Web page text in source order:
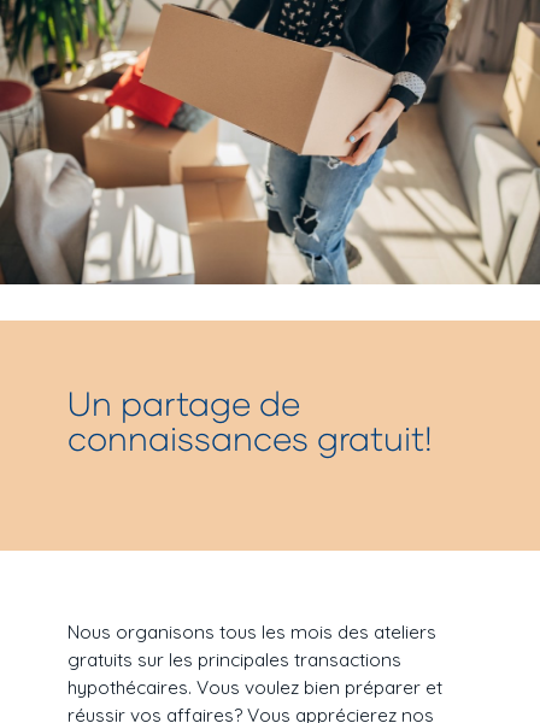
Un partage de
connaissances gratuit!
Nous organisons tous les mois des ateliers
gratuits sur les principales transactions
hypothécaires. Vous voulez bien préparer et
réussir vos affaires? Vous apprécierez nos